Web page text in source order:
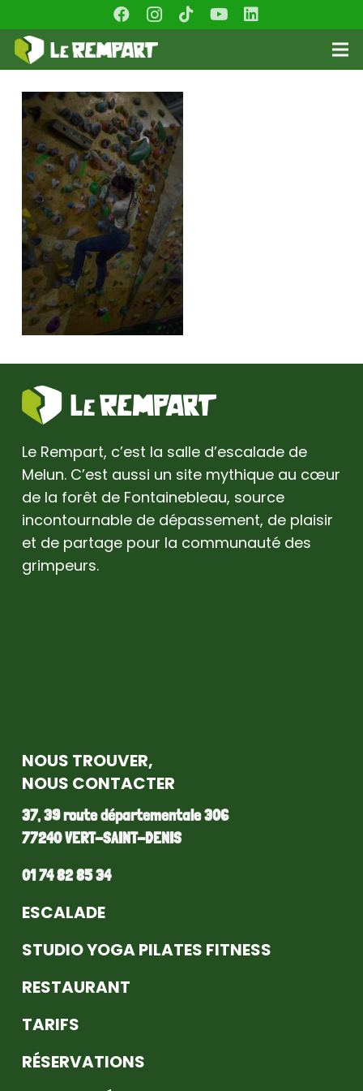
Le Rempart, c’est la salle d’escalade de
Melun. C’est aussi un site mythique au cœur
de la forêt de Fontainebleau, source
incontournable de dépassement, de plaisir
et de partage pour la communauté des
grimpeurs.
NOUS TROUVER,
NOUS CONTACTER
37, 39 route départementale 306
77240 VERT-SAINT-DENIS
01 74 82 85 34
ESCALADE
STUDIO YOGA PILATES FITNESS
RESTAURANT
TARIFS
RÉSERVATIONS